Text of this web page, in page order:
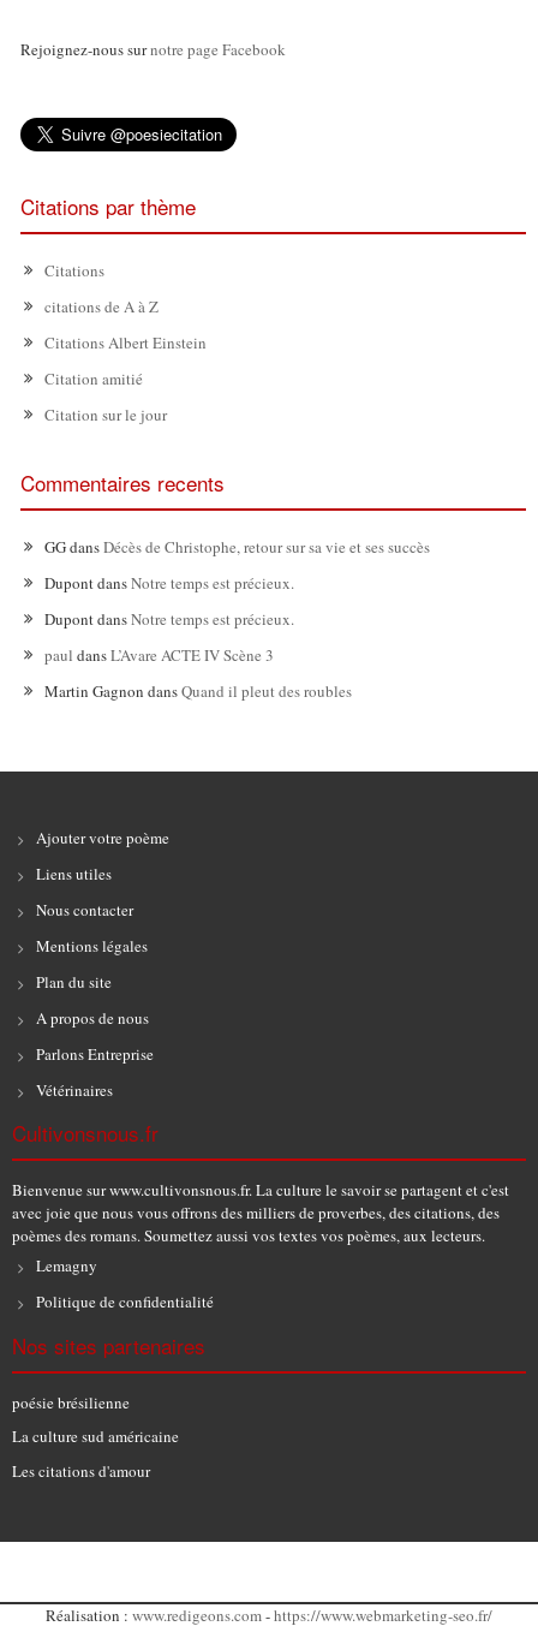
Rejoignez-nous surnotre page Facebook
Citations par thème
Citations
citations de A à Z
Citations Albert Einstein
Citation amitié
Citation sur le jour
Commentaires recents
GGdansDécès de Christophe, retour sur sa vie et ses succès
DupontdansNotre temps est précieux.
DupontdansNotre temps est précieux.
paul dansL’Avare ACTE IV Scène 3
Martin Gagnon dansQuand il pleut des roubles
Ajouter votre poème
Liens utiles
Nous contacter
Mentions légales
Plan du site
A propos de nous
Parlons Entreprise
Vétérinaires
Cultivonsnous.fr
Bienvenue sur www.cultivonsnous.fr. La culture le savoir se partagent et c'est
avec joie que nous vous offrons des milliers de proverbes, des citations, des
poèmes des romans. Soumettez aussi vos textes vos poèmes, aux lecteurs.
Lemagny
Politique de confidentialité
Nos sites partenaires
poésie brésilienne
La culture sud américaine
Les citations d'amour
Réalisation : www.redigeons.com-https://www.webmarketing-seo.fr/